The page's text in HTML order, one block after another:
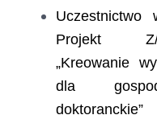
Projekt Z/
„Kreowanie
dla
doktoranckie”